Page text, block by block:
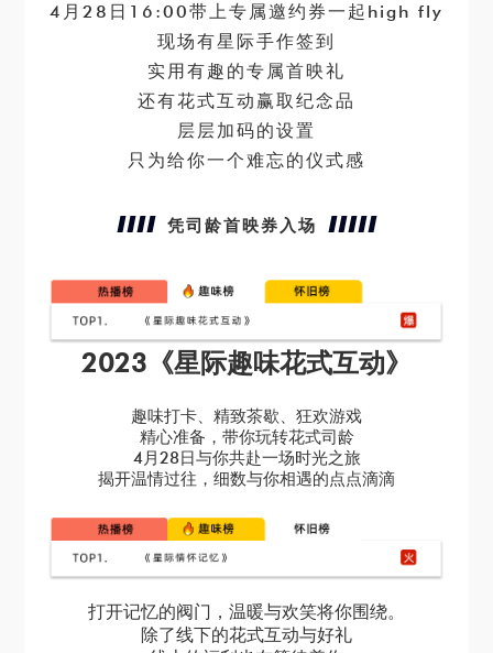
4月28日16:00带上专属邀约券一起high fly
现场有星际手作签到
实用有趣的专属首映礼
还有花式互动赢取纪念品
层层加码的设置
只为给你一个难忘的仪式感
凭司龄首映券入场
2023《星际趣味花式互动》
趣味打卡、精致茶歇、狂欢游戏
精心准备，带你玩转花式司龄
4月28日与你共赴一场时光之旅
揭开温情过往，细数与你相遇的点点滴滴
打开记忆的阀门，温暖与欢笑将你围绕。
除了线下的花式互动与好礼